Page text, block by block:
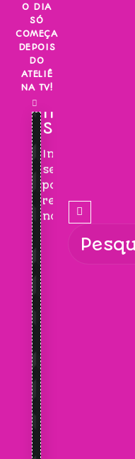
Skip
content
O DIA
SÓ
COMEÇA
DEPOIS
DO
ATELIÊ
NA TV!
INSCREVA-
SE!
Inscreva-
se
para
receber
novidades!